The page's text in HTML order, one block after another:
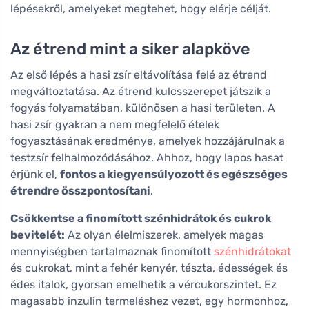
lépésekről, amelyeket megtehet, hogy elérje célját.
Az étrend mint a siker alapköve
Az első lépés a hasi zsír eltávolítása felé az étrend
megváltoztatása. Az étrend kulcsszerepet játszik a
fogyás folyamatában, különösen a hasi területen. A
hasi zsír gyakran a nem megfelelő ételek
fogyasztásának eredménye, amelyek hozzájárulnak a
testzsír felhalmozódásához. Ahhoz, hogy lapos hasat
érjünk el, fontos a kiegyensúlyozott és egészséges
étrendre összpontosítani.
Csökkentse a finomított szénhidrátok és cukrok
bevitelét: Az olyan élelmiszerek, amelyek magas
mennyiségben tartalmaznak finomított szénhidrátokat
és cukrokat, mint a fehér kenyér, tészta, édességek és
édes italok, gyorsan emelhetik a vércukorszintet. Ez
magasabb inzulin termeléshez vezet, egy hormonhoz,